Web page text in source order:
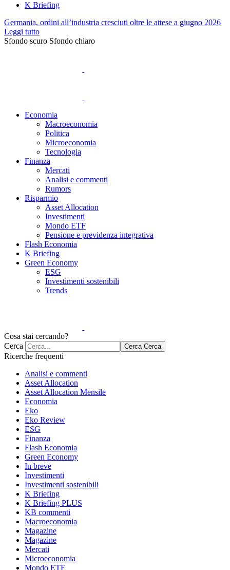
K Briefing
Germania, ordini all’industria cresciuti oltre le attese a giugno 2026
Leggi tutto
Sfondo scuro Sfondo chiaro
Economia
Macroeconomia
Politica
Microeconomia
Tecnologia
Finanza
Mercati
Analisi e commenti
Rumors
Risparmio
Asset Allocation
Investimenti
Mondo ETF
Pensione e previdenza integrativa
Flash Economia
K Briefing
Green Economy
ESG
Investimenti sostenibili
Trends
Cosa stai cercando?
Cerca
Cerca Cerca
Ricerche frequenti
Analisi e commenti
Asset Allocation
Asset Allocation Mensile
Economia
Eko
Eko Review
ESG
Finanza
Flash Economia
Green Economy
In breve
Investimenti
Investimenti sostenibili
K Briefing
K Briefing PLUS
KB commenti
Macroeconomia
Magazine
Magazine
Mercati
Microeconomia
Mondo ETF